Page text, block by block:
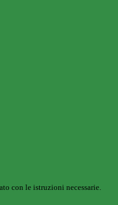
con le istruzioni necessarie.